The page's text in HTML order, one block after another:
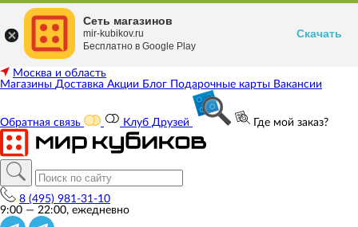
Москва и область
Магазины Доставка Акции Блог Подарочные карты Вакансии
Обратная связь Клуб Друзей Где мой заказ?
8 (495) 981-31-10
9:00 — 22:00, ежедневно
Сеть магазинов
mir-kubikov.ru
Бесплатно в Google Play
Скачать